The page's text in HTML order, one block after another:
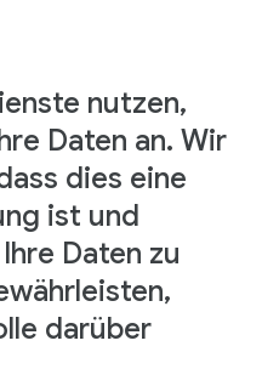
nutzen,
Daten an. Wir
dies eine
ist und
Daten zu
darüber